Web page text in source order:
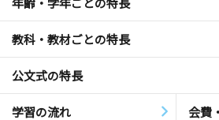
教科・教材ごとの特長
公文式の特長
学習の流れ 会費